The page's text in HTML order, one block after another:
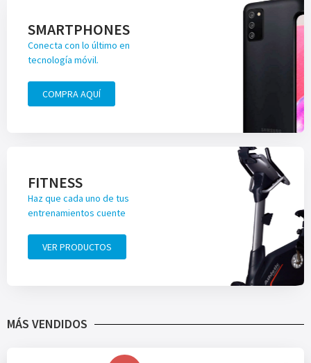
SMARTPHONES
Conecta con lo último en
tecnología móvil.
COMPRA AQUÍ
FITNESS
Haz que cada uno de tus
entrenamientos cuente
VER PRODUCTOS
MÁS VENDIDOS